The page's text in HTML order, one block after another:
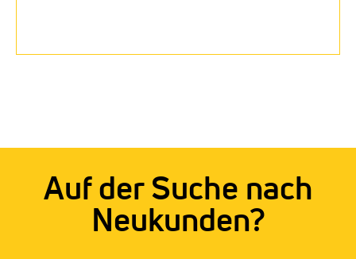
Auf der Suche nach
Neukunden?